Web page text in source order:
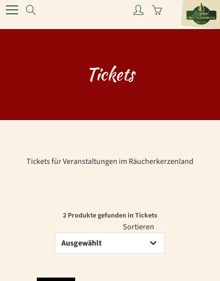
Skip
to
Content
Tickets
Tickets für Veranstaltungen im Räucherkerzenland
2 Produkte gefunden in Tickets
Sortieren